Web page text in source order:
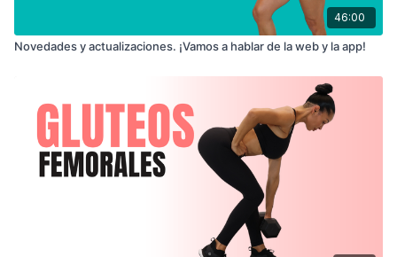
46:00
Novedades y actualizaciones. ¡Vamos a hablar de la web y la app!